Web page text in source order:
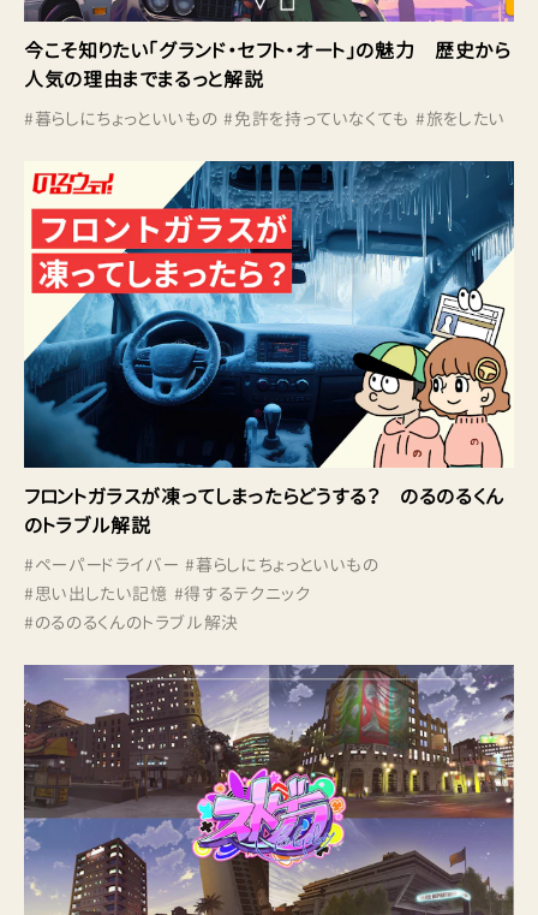
今こそ知りたい「グランド・セフト・オート」の魅力 歴史から
人気の理由までまるっと解説
#暮らしにちょっといいもの #免許を持っていなくても #旅をしたい
フロントガラスが凍ってしまったらどうする？ のるのるくん
のトラブル解説
#ペーパードライバー #暮らしにちょっといいもの
#思い出したい記憶 #得するテクニック
#のるのるくんのトラブル解決